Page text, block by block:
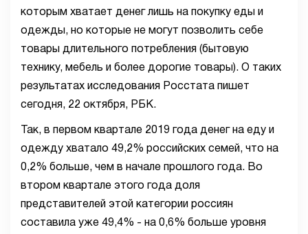
которым хватает денег лишь на покупку еды и
одежды, но которые не могут позволить себе
товары длительного потребления (бытовую
технику, мебель и более дорогие товары). О таких
результатах исследования Росстата пишет
сегодня, 22 октября, РБК.
Так, в первом квартале 2019 года денег на еду и
одежду хватало 49,2% российских семей, что на
0,2% больше, чем в начале прошлого года. Во
втором квартале этого года доля
представителей этой категории россиян
составила уже 49,4% - на 0,6% больше уровня